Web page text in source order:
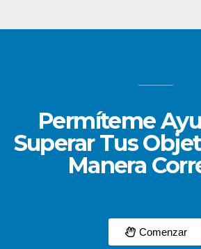
Permíteme
Superar Tus
Manera
Comenzar